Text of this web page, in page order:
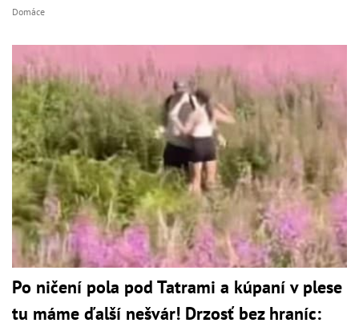
Domáce
Po ničení pola pod Tatrami a kúpaní v plese
tu máme ďalší nešvár! Drzosť bez hraníc: